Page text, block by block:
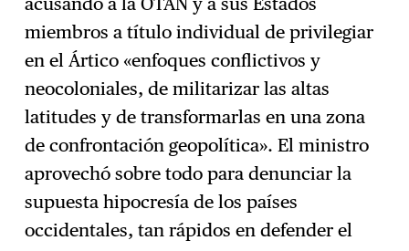
miembros a título individual de privilegiar
en el Ártico «enfoques conflictivos y
neocoloniales, de militarizar las altas
latitudes y de transformarlas en una zona
de confrontación geopolítica». El ministro
aprovechó sobre todo para denunciar la
supuesta hipocresía de los países
occidentales, tan rápidos en defender el